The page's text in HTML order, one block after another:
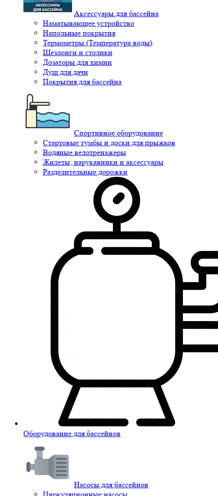
Аксессуары для бассейна
Наматывающее устройство
Напольные покрытия
Термометры (Температура воды)
Шезлонги и столики
Дозаторы для химии
Душ для дачи
Покрытия для бассейна
Спортивное оборудование
Стартовые тумбы и доски для прыжков
Водяные велотренажеры
Жилеты, нарукавники и аксессуары
Разделительные дорожки
Оборудование для бассейнов
Насосы для бассейнов